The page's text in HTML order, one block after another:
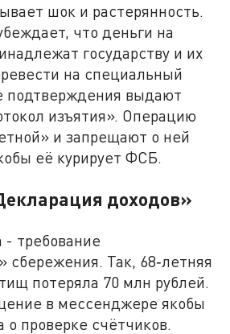
шок и растерянность.
что деньги на
государству и их
на специальный
подтверждения выдают
изъятия». Операцию
и запрещают о ней
её курирует ФСБ.
доходов»
требование
сбережения. Так, 68‑летняя
потеряла 70 млн рублей.
в мессенджере якобы
о проверке счётчиков.